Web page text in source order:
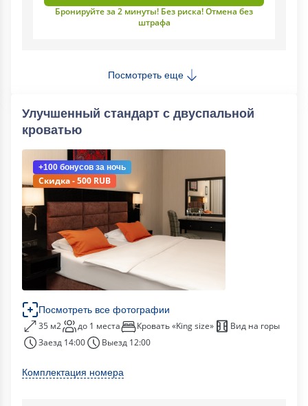
Бронируйте за 2 минуты! Без риска! Отмена без
штрафа
Посмотреть еще
Улучшенный стандарт с двуспальной
кроватью
+100 бонусов за ночь
Скидка - 500 RUB
Посмотреть все фотографии
35 м2 до 1 места Кровать «King size»
Вид на горы
Заезд 14:00
Выезд 12:00
Комплектация номера